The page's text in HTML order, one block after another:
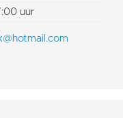
uur